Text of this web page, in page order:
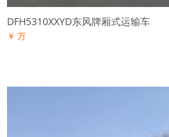
DFH5310XXYD东风牌厢式运输车
￥ 万